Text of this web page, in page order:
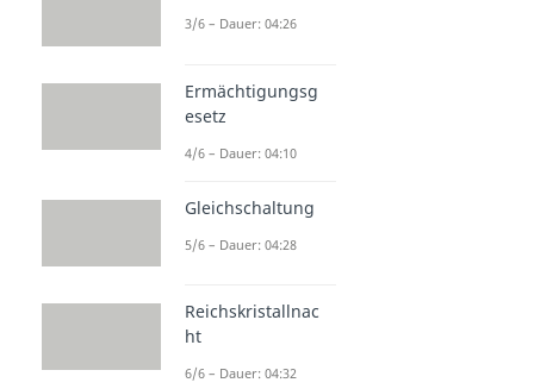
3/6 – Dauer: 04:26
Ermächtigungsg
esetz
4/6 – Dauer: 04:10
Gleichschaltung
5/6 – Dauer: 04:28
Reichskristallnac
ht
6/6 – Dauer: 04:32